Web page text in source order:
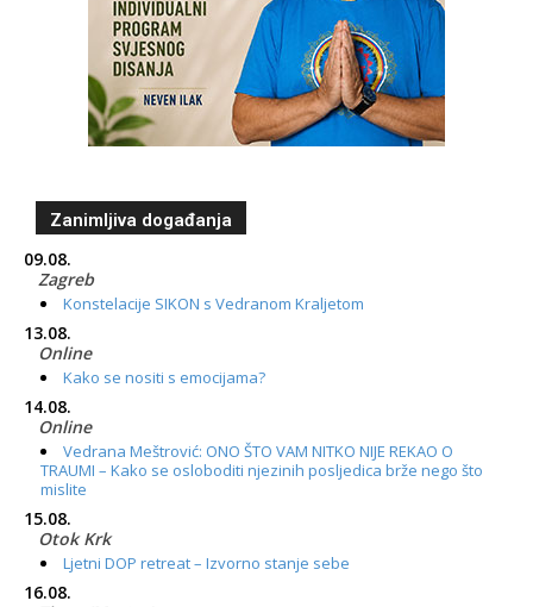
Zanimljiva događanja
09.08.
Zagreb
Konstelacije SIKON s Vedranom Kraljetom
13.08.
Online
Kako se nositi s emocijama?
14.08.
Online
Vedrana Meštrović: ONO ŠTO VAM NITKO NIJE REKAO O
TRAUMI – Kako se osloboditi njezinih posljedica brže nego što
mislite
15.08.
Otok Krk
Ljetni DOP retreat – Izvorno stanje sebe
16.08.